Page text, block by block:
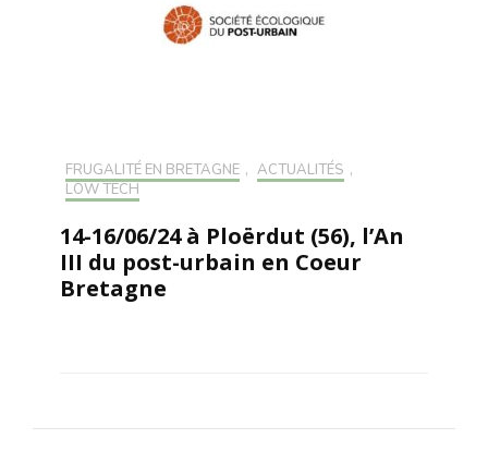
FRUGALITÉ EN BRETAGNE , ACTUALITÉS ,
LOW TECH
14-16/06/24 à Ploërdut (56), l’An
III du post-urbain en Coeur
Bretagne